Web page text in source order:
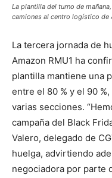
La plantilla del turno de
camiones al centro logístico de
La tercera jornada de
Amazon RMU1 ha
plantilla mantiene una
entre el 80 % y el 90
varias secciones.
campaña del Black
Valero, delegado de
huelga, advirtiendo
negociadora por parte